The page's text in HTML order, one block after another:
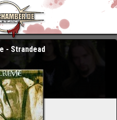
- Strandead